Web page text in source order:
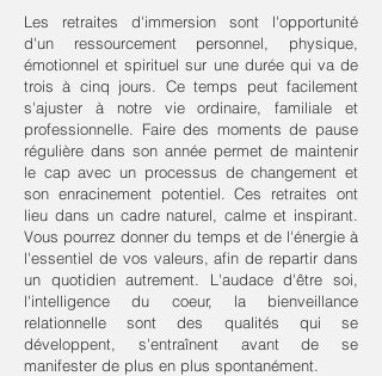
Les retraites d'immersion sont l'opportunité
d'un ressourcement personnel, physique,
émotionnel et spirituel sur une durée qui va de
trois à cinq jours. Ce temps peut facilement
s'ajuster à notre vie ordinaire, familiale et
professionnelle. Faire des moments de pause
régulière dans son année permet de maintenir
le cap avec un processus de changement et
son enracinement potentiel. Ces retraites ont
lieu dans un cadre naturel, calme et inspirant.
Vous pourrez donner du temps et de l'énergie à
l'essentiel de vos valeurs, afin de repartir dans
un quotidien autrement. L'audace d'être soi,
l'intelligence du coeur, la bienveillance
relationnelle sont des qualités qui se
développent, s'entraînent avant de se
manifester de plus en plus spontanément.